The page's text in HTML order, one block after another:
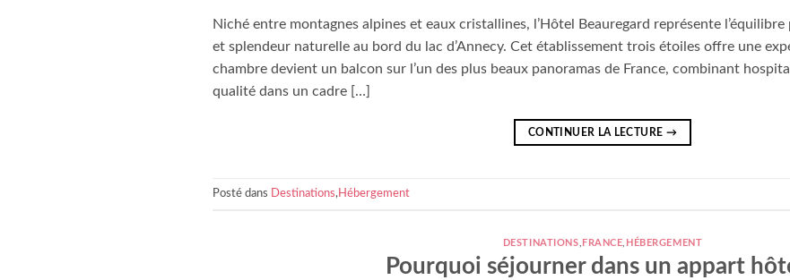
Niché entre montagnes alpines et eaux cristallines, l’Hôtel Beauregard représente
et splendeur naturelle au bord du lac d’Annecy. Cet établissement trois étoiles offre une
chambre devient un balcon sur l’un des plus beaux panoramas de France, combinant
qualité dans un cadre […]
CONTINUER LA LECTURE →
Posté dans Destinations, Hébergement
DESTINATIONS FRANCE HÉBERGEMENT
Pourquoi séjourner dans un appart